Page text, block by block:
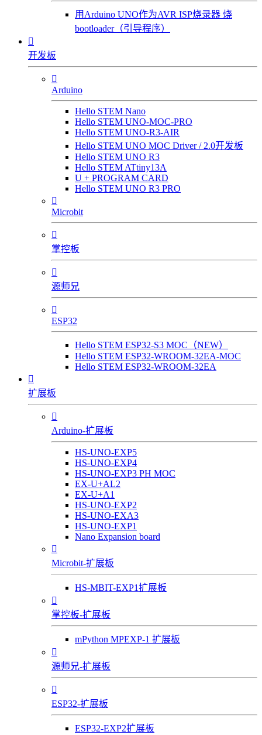
用Arduino UNO作为AVR ISP烧录器 烧
bootloader（引导程序）

开发板

Arduino
Hello STEM Nano
Hello STEM UNO-MOC-PRO
Hello STEM UNO-R3-AIR
Hello STEM UNO MOC Driver / 2.0开发板
Hello STEM UNO R3
Hello STEM ATtiny13A
U + PROGRAM CARD
Hello STEM UNO R3 PRO

Microbit

掌控板

源师兄

ESP32
Hello STEM ESP32-S3 MOC（NEW）
Hello STEM ESP32-WROOM-32EA-MOC
Hello STEM ESP32-WROOM-32EA

扩展板

Arduino-扩展板
HS-UNO-EXP5
HS-UNO-EXP4
HS-UNO-EXP3 PH MOC
EX-U+AL2
EX-U+A1
HS-UNO-EXP2
HS-UNO-EXA3
HS-UNO-EXP1
Nano Expansion board

Microbit-扩展板
HS-MBIT-EXP1扩展板

掌控板-扩展板
mPython MPEXP-1 扩展板

源师兄-扩展板

ESP32-扩展板
ESP32-EXP2扩展板